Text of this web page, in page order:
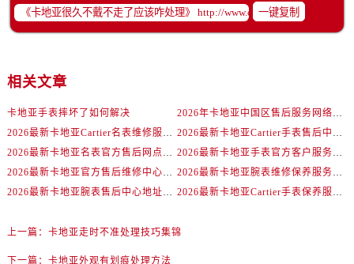
一键复制
相关文章
卡地亚手表摔坏了如何解决
2026年卡地亚中国区售后服务网络焕新升级公告（最新电话及地址）
2026最新卡地亚Cartier名表维修服务中心地址实地探访报告
2026最新卡地亚Cartier手表售后中心地址实地探访报告
2026最新卡地亚名表官方售后网点地址考察报告
2026最新卡地亚手表官方客户服务点地址调研报告
2026最新卡地亚官方售后维修中心地址考察报告
2026最新卡地亚腕表维修保养服务点地址实地探访报告
2026最新卡地亚腕表售后中心地址考察报告
2026最新卡地亚Cartier手表保养服务网点地址调研报告
上一篇： 卡地亚走时不准处理技巧集锦
下一篇： 卡地亚外观有划痕处理方法